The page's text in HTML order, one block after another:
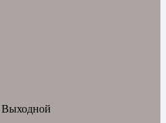
Выходной